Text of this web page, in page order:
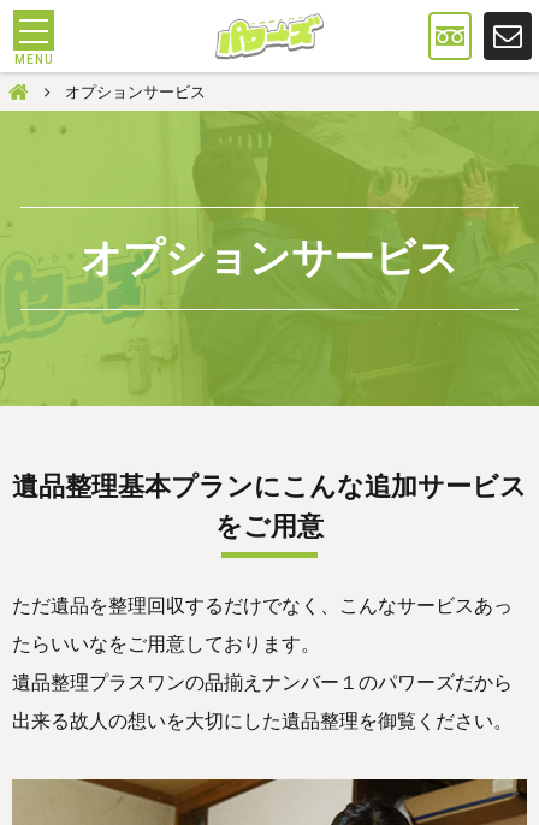
遺品整理は大阪のパワーズ
オプションサービス
オプションサービス
遺品整理基本プランにこんな追加サービス
をご用意
ただ遺品を整理回収するだけでなく、こんなサービスあっ
たらいいなをご用意しております。
遺品整理プラスワンの品揃えナンバー１のパワーズだから
出来る故人の想いを大切にした遺品整理を御覧ください。